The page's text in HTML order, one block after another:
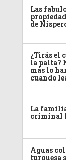
Las
de
¿Tirás el
la palta?
más lo
cuando
La
criminal
Aguas
turquesa